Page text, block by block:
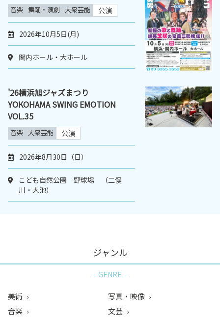
音楽 舞踊・演劇 大衆芸能 公演
2026年10月5日(月)
関内ホール・大ホール
'26横浜旭ジャズまつり
YOKOHAMA SWING EMOTION
VOL.35
音楽 大衆芸能 公演
2026年8月30日（日）
こども自然公園 野球場 （二俣
川・大池）
ジャンル
GENRE
美術
音楽
写真・映像
文芸